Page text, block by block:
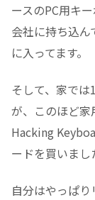
ースのPC用キ
会社に持ち込
に入ってます。
そして、家で
が、このほど
Hacking
ードを買いまし
自分はやっぱ